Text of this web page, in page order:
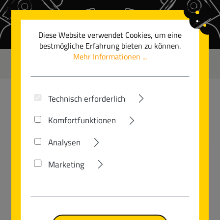
Zum Hauptinhalt springen
GUDEREIT
Mitten in Ostwestfalen, in der alten
durch Kurt Gudereit wird die Herstellung
Diese Website verwendet Cookies, um eine
bestmögliche Erfahrung bieten zu können.
Mehr Informationen ...
Technisch erforderlich
Komfortfunktionen
Analysen
Marketing